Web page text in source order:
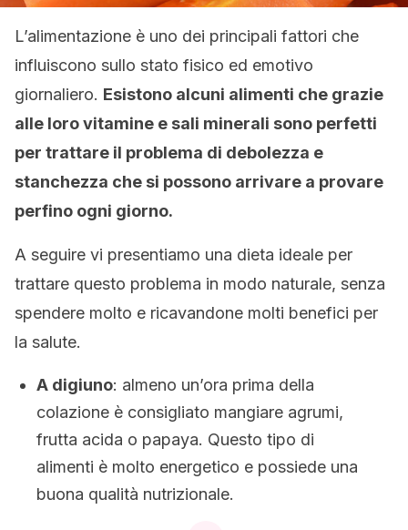
L’alimentazione è uno dei principali fattori che
influiscono sullo stato fisico ed emotivo
giornaliero. Esistono alcuni alimenti che grazie
alle loro vitamine e sali minerali sono perfetti
per trattare il problema di debolezza e
stanchezza che si possono arrivare a provare
perfino ogni giorno.
A seguire vi presentiamo una dieta ideale per
trattare questo problema in modo naturale, senza
spendere molto e ricavandone molti benefici per
la salute.
A digiuno: almeno un’ora prima della
colazione è consigliato mangiare agrumi,
frutta acida o papaya. Questo tipo di
alimenti è molto energetico e possiede una
buona qualità nutrizionale.